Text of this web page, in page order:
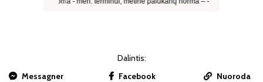
Dalintis:
Messagner
Facebook Nuoroda